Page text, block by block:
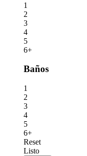
1
2
3
4
5
6+
Baños
1
2
3
4
5
6+
Reset
Listo